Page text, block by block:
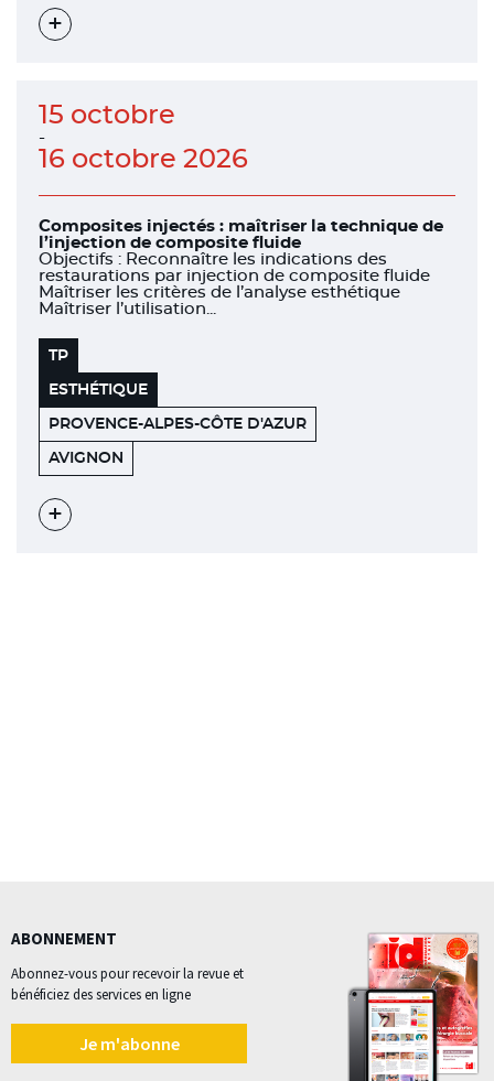
DENTAIRE
Voir
15 octobre
-
16 octobre 2026
Composites injectés : maîtriser la technique de
l’injection de composite fluide
Objectifs : Reconnaître les indications des
restaurations par injection de composite fluide
Maîtriser les critères de l’analyse esthétique
Maîtriser l’utilisation...
TP
ESTHÉTIQUE
PROVENCE-ALPES-CÔTE D'AZUR
COWOOL
AVIGNON
Voir
ABONNEMENT
Abonnez-vous pour recevoir la revue et
bénéficiez des services en ligne
Je m'abonne